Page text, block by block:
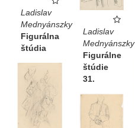
Ladislav
Mednyánszky
Figurálna
štúdia
Ladislav
Mednyánszky
Figurálne
štúdie
31.